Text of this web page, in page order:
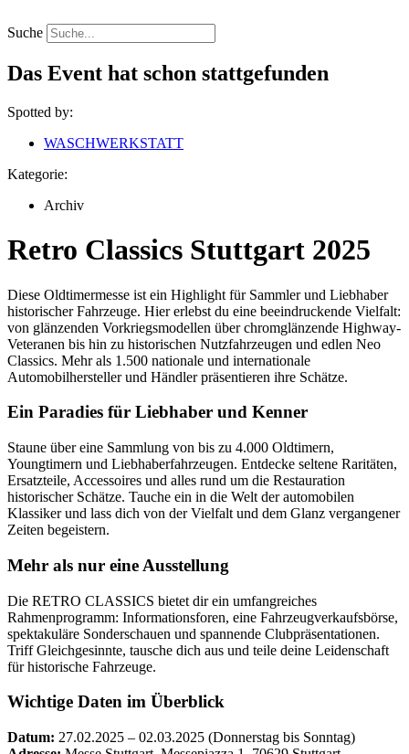
Inhalt
springen
Suche
Das Event hat schon stattgefunden
Spotted by:
WASCHWERKSTATT
Kategorie:
Archiv
Retro Classics Stuttgart 2025
Diese Oldtimermesse ist ein Highlight für Sammler und Liebhaber
historischer Fahrzeuge. Hier erlebst du eine beeindruckende Vielfalt:
von glänzenden Vorkriegsmodellen über chromglänzende Highway-
Veteranen bis hin zu historischen Nutzfahrzeugen und edlen Neo
Classics. Mehr als 1.500 nationale und internationale
Automobilhersteller und Händler präsentieren ihre Schätze.
Ein Paradies für Liebhaber und Kenner
Staune über eine Sammlung von bis zu 4.000 Oldtimern,
Youngtimern und Liebhaberfahrzeugen. Entdecke seltene Raritäten,
Ersatzteile, Accessoires und alles rund um die Restauration
historischer Schätze. Tauche ein in die Welt der automobilen
Klassiker und lass dich von der Vielfalt und dem Glanz vergangener
Zeiten begeistern.
Mehr als nur eine Ausstellung
Die RETRO CLASSICS bietet dir ein umfangreiches
Rahmenprogramm: Informationsforen, eine Fahrzeugverkaufsbörse,
spektakuläre Sonderschauen und spannende Clubpräsentationen.
Triff Gleichgesinnte, tausche dich aus und teile deine Leidenschaft
für historische Fahrzeuge.
Wichtige Daten im Überblick
Datum: 27.02.2025 – 02.03.2025 (Donnerstag bis Sonntag)